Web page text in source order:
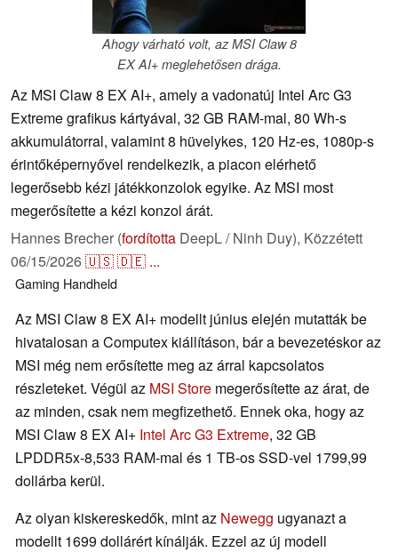
Ahogy várható volt, az MSI Claw 8
EX AI+ meglehetősen drága.
Az MSI Claw 8 EX AI+, amely a vadonatúj Intel Arc G3
Extreme grafikus kártyával, 32 GB RAM-mal, 80 Wh-s
akkumulátorral, valamint 8 hüvelykes, 120 Hz-es, 1080p-s
érintőképernyővel rendelkezik, a piacon elérhető
legerősebb kézi játékkonzolok egyike. Az MSI most
megerősítette a kézi konzol árát.
Hannes Brecher (fordította DeepL / Ninh Duy), Közzétett
06/15/2026🇺🇸🇩🇪 ...
Gaming Handheld
Az MSI Claw 8 EX AI+ modellt június elején mutatták be
hivatalosan a Computex kiállításon, bár a bevezetéskor az
MSI még nem erősítette meg az árral kapcsolatos
részleteket. Végül az MSI Store megerősítette az árat, de
az minden, csak nem megfizethető. Ennek oka, hogy az
MSI Claw 8 EX AI+ Intel Arc G3 Extreme, 32 GB
LPDDR5x-8,533 RAM-mal és 1 TB-os SSD-vel 1799,99
dollárba kerül.
Az olyan kiskereskedők, mint az Newegg ugyanazt a
modellt 1699 dollárért kínálják. Ezzel az új modell